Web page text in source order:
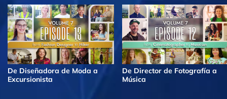
De Diseñadora de Moda a
Excursionista
De Director de Fotografía a
Música